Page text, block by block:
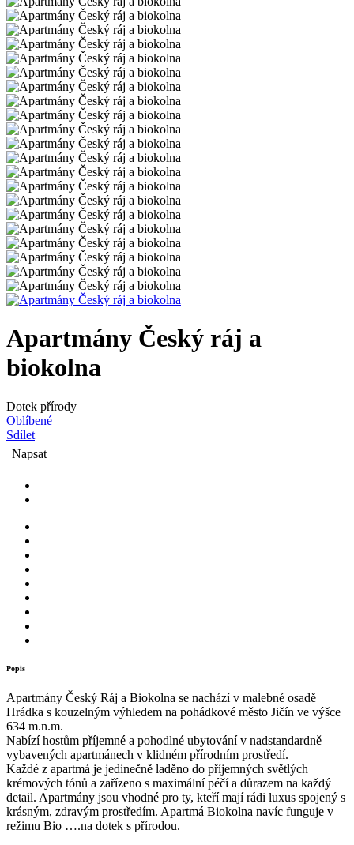
Apartmány Český ráj a
biokolna
Dotek přírody
Oblíbené
Sdílet
Napsat
Popis
Apartmány Český Ráj a Biokolna se nachází v malebné osadě
Hrádka s kouzelným výhledem na pohádkové město Jičín ve výšce
634 m.n.m.
Nabízí hostům příjemné a pohodlné ubytování v nadstandardně
vybavených apartmánech v klidném přírodním prostředí.
Každé z apartmá je jedinečně laděno do příjemných světlých
krémových tónů a zařízeno s maximální péčí a důrazem na každý
detail. Apartmány jsou vhodné pro ty, kteří mají rádi luxus spojený s
krásným, zdravým prostředím. Apartmá Biokolna navíc funguje v
režimu Bio ….na dotek s přírodou.